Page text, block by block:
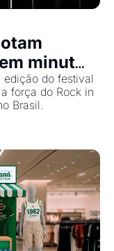
minutos
edição do festival
força do Rock in